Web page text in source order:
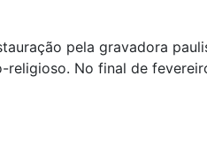
pela gravadora
No final de